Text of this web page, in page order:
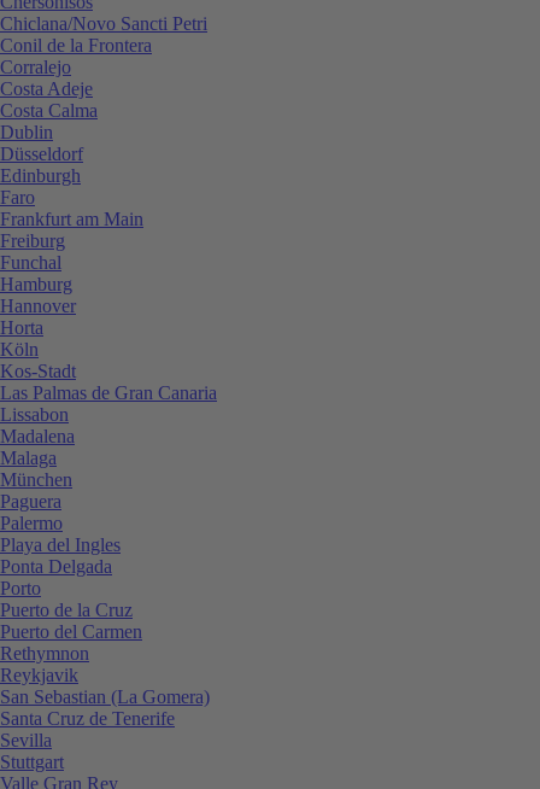
Chiclana/Novo Sancti Petri
Conil de la Frontera
Corralejo
Costa Adeje
Costa Calma
Dublin
Düsseldorf
Edinburgh
Faro
Frankfurt am Main
Freiburg
Funchal
Hamburg
Hannover
Horta
Köln
Kos-Stadt
Las Palmas de Gran Canaria
Lissabon
Madalena
Malaga
München
Paguera
Palermo
Playa del Ingles
Ponta Delgada
Porto
Puerto de la Cruz
Puerto del Carmen
Rethymnon
Reykjavik
San Sebastian (La Gomera)
Santa Cruz de Tenerife
Sevilla
Stuttgart
Valle Gran Rey